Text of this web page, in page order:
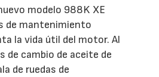
modelo 988K XE
de mantenimiento
la vida útil del motor. Al
de cambio de aceite de
de ruedas de